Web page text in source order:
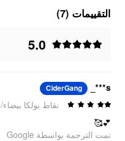
التقييمات (7)
5.0
s***_
CiderGang
نقاط بولكا بيضاء/XS
💕🥰
تمت الترجمة بواسطة Google